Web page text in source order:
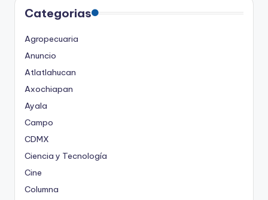
Categorias
Agropecuaria
Anuncio
Atlatlahucan
Axochiapan
Ayala
Campo
CDMX
Ciencia y Tecnología
Cine
Columna